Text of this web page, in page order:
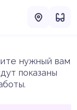
нужный вам
показаны